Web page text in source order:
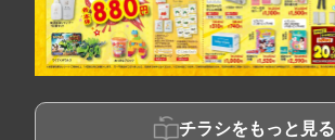
チラシをもっと見る